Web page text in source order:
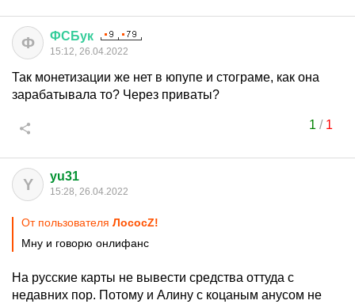
Ф ФСБук
15:12, 26.04.2022
Так монетизации же нет в юпупе и стограме, как она
зарабатывала то? Через приваты?
1 / 1
Y yu31
15:28, 26.04.2022
От пользователя ЛососZ!
Мну и говорю онлифанс
На русские карты не вывести средства оттуда с
недавних пор. Потому и Алину с коцаным анусом не